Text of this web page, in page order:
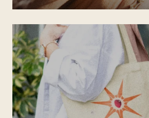
Valorizza ogni outfit con gli orecchini di Mata